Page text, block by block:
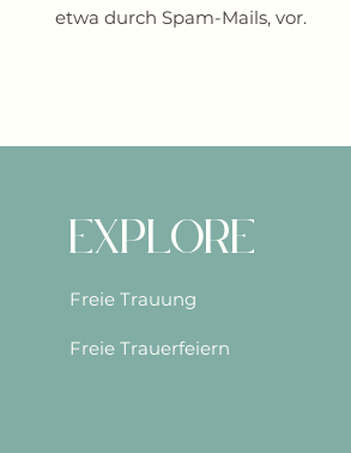
etwa durch Spam-Mails, vor.
Explore
Freie Trauung
Freie Trauerfeiern